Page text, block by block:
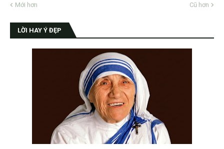
Mới hơn Cũ hơn
LỜI HAY Ý ĐẸP